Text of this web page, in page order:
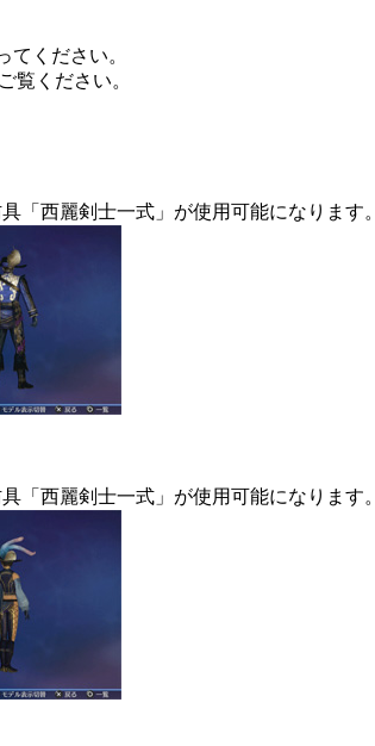
てください。
覧ください。
「西麗剣士一式」が使用可能になります。
「西麗剣士一式」が使用可能になります。